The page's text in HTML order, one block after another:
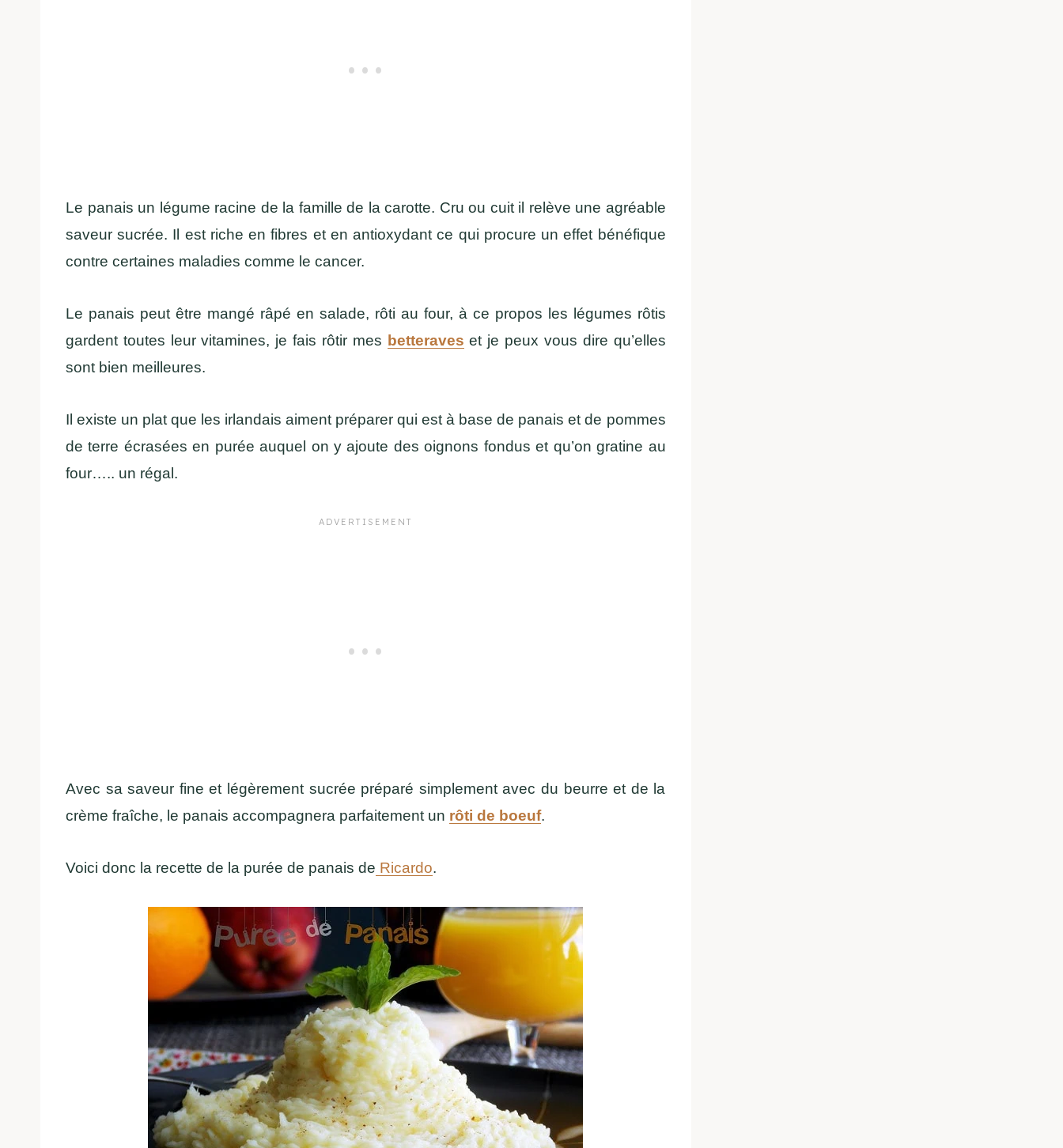
Le panais un légume racine de la famille de la carotte. Cru ou cuit il relève une agréable
saveur sucrée. Il est riche en fibres et en antioxydant ce qui procure un effet bénéfique
contre certaines maladies comme le cancer.
Le panais peut être mangé râpé en salade, rôti au four, à ce propos les légumes rôtis
gardent toutes leur vitamines, je fais rôtir mes betteraves et je peux vous dire qu’elles
sont bien meilleures.
Il existe un plat que les irlandais aiment préparer qui est à base de panais et de pommes
de terre écrasées en purée auquel on y ajoute des oignons fondus et qu’on gratine au
four….. un régal.
Avec sa saveur fine et légèrement sucrée préparé simplement avec du beurre et de la
crème fraîche, le panais accompagnera parfaitement un rôti de boeuf.
Voici donc la recette de la purée de panais de Ricardo.